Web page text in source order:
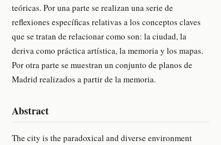
teóricas. Por una parte se realizan una serie de
reflexiones específicas relativas a los conceptos claves
que se tratan de relacionar como son: la ciudad, la
deriva como práctica artística, la memoria y los mapas.
Por otra parte se muestran un conjunto de planos de
Madrid realizados a partir de la memoria.
Abstract
The city is the paradoxical and diverse environment